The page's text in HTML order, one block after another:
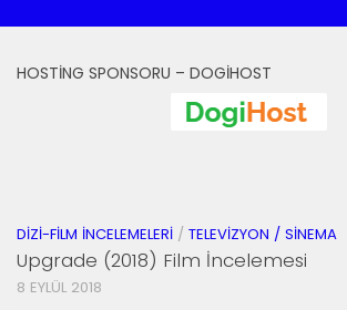
HOSTING SPONSORU – DOGIHOST
DIZI-FILM İNCELEMELERI / TELEVIZYON / SINEMA
Upgrade (2018) Film İncelemesi
8 EYLÜL 2018